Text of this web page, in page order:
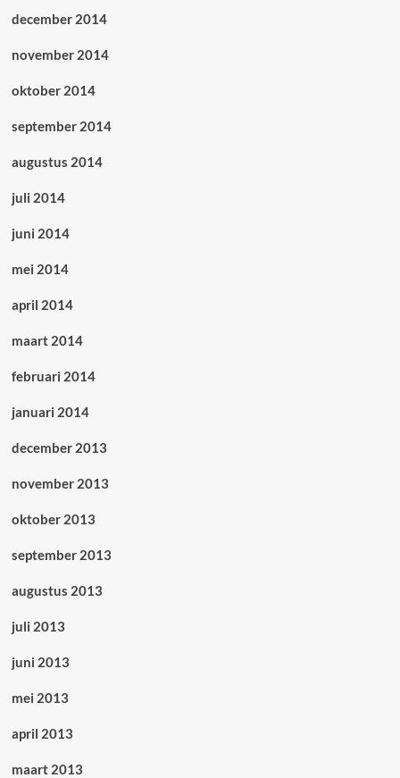
december 2014
november 2014
oktober 2014
september 2014
augustus 2014
juli 2014
juni 2014
mei 2014
april 2014
maart 2014
februari 2014
januari 2014
december 2013
november 2013
oktober 2013
september 2013
augustus 2013
juli 2013
juni 2013
mei 2013
april 2013
maart 2013